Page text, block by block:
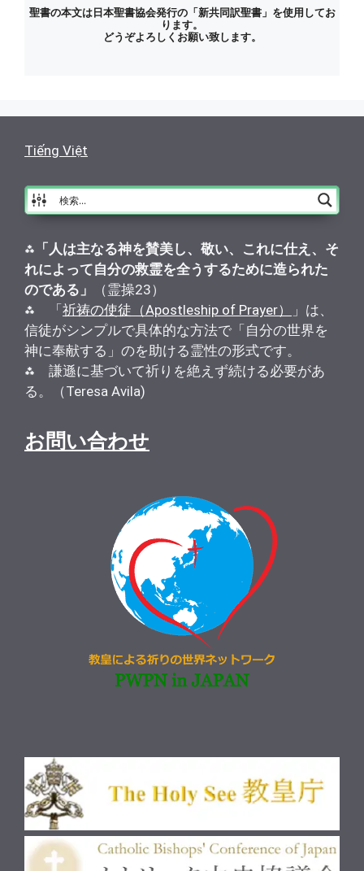
聖書の本文は日本聖書協会発行の「新共同訳聖書」を使用してお
ります。
どうぞよろしくお願い致します。
Tiếng Việt
⁂ 「人は主なる神を賛美し、敬い、これに仕え、そ
れによって自分の救霊を全うするために造られた
のである」
（霊操23）
⁂ 「祈祷の使徒（Apostleship of Prayer）
」は、
信徒がシンプルで具体的な方法で「自分の世界を
神に奉献する」のを助ける霊性の形式です。
⁂ 謙遜に基づいて祈りを絶えず続ける必要があ
る。（Teresa Avila)
お問い合わせ